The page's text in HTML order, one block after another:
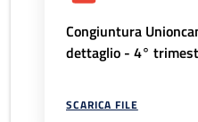
Congiuntura
dettaglio - 4°
SCARICA FILE